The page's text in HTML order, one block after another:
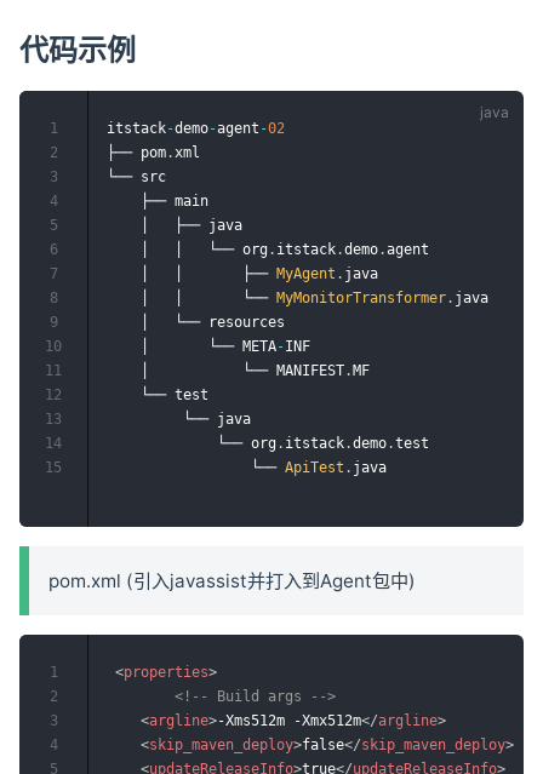
代码示例
itstack-demo-agent -02
├── pom .xml
└── src
    ├── main
    │   ├── java
    │   │   └── org
. itstack .demo .agent
    │   │       ├──
MyAgent . java
    │   │	    └──
MyMonitorTransformer . java
    │       └── META
- INF
    │           └── MANIFEST
. MF
    └── test
         └── java
             └── org
. itstack .demo .test
                 └──
ApiTest .
1
2
3
4
5
6
7
8
9
10
11
12
13
14
15
pom.xml (引入javassist并打入到Agent包中)
<properties>
<!-- Build args -->
<argline>-Xms512m -Xmx512m</argline>
<skip_maven_deploy>false</skip_maven_deploy>
<updateReleaseInfo>true</updateReleaseInfo>
1
2
3
4
5